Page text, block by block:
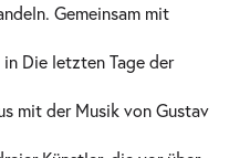
Gemeinsam mit
Die letzten Tage der
mit der Musik von Gustav